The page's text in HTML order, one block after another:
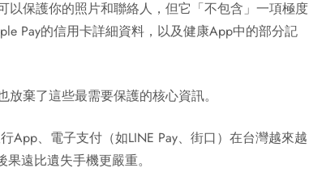
保護你的照片和聯絡人，但它「不包含」一項極度
Pay的信用卡詳細資料，以及健康App中的部分記
棄了這些最需要保護的核心資訊。
、電子支付（如LINE Pay、街口）在台灣越來越
遠比遺失手機更嚴重。